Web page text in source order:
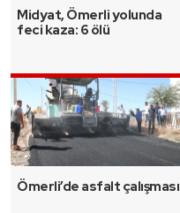
Midyat, Ömerli yolunda
feci kaza: 6 ölü
Ömerli’de asfalt çalışması